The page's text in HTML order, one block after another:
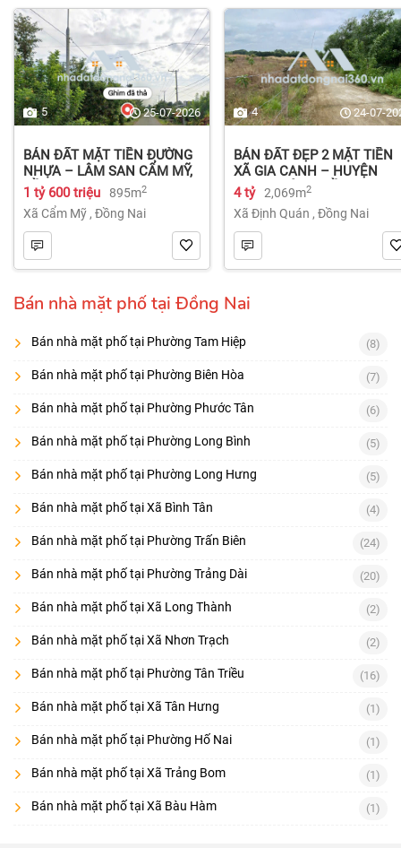
5 25-07-2026
BÁN ĐẤT MẶT TIỀN ĐƯỜNG
NHỰA – LÂM SAN CẨM MỸ,
ĐỒNG NAI.
1 tỷ 600 triệu 895m2
Xã Cẩm Mỹ , Đồng Nai
4 24-07-
BÁN ĐẤT ĐẸP 2 MẶT TIỀN
XÃ GIA CANH – HUYỆN
ĐỊNH QUÁN – ĐỒNG NAI dt
2.069m² 4 tỷ
4 tỷ 2,069m2
Xã Định Quán , Đồng Nai
Bán nhà mặt phố tại Đồng Nai
Bán nhà mặt phố tại Phường Tam Hiệp (8)
Bán nhà mặt phố tại Phường Biên Hòa (7)
Bán nhà mặt phố tại Phường Phước Tân (6)
Bán nhà mặt phố tại Phường Long Bình (5)
Bán nhà mặt phố tại Phường Long Hưng (5)
Bán nhà mặt phố tại Xã Bình Tân (4)
Bán nhà mặt phố tại Phường Trấn Biên (24)
Bán nhà mặt phố tại Phường Trảng Dài (20)
Bán nhà mặt phố tại Xã Long Thành (2)
Bán nhà mặt phố tại Xã Nhơn Trạch (2)
Bán nhà mặt phố tại Phường Tân Triều (16)
Bán nhà mặt phố tại Xã Tân Hưng (1)
Bán nhà mặt phố tại Phường Hố Nai (1)
Bán nhà mặt phố tại Xã Trảng Bom (1)
Bán nhà mặt phố tại Xã Bàu Hàm (1)